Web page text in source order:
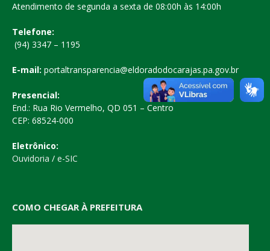
Atendimento de segunda a sexta de 08:00h às 14:00h
Telefone:
(94) 3347 – 1195
E-mail: portaltransparencia@eldoradodocarajas.pa.gov.br
Presencial:
End.: Rua Rio Vermelho, QD 051 – Centro
CEP: 68524-000
Eletrônico:
Ouvidoria / e-SIC
COMO CHEGAR À PREFEITURA